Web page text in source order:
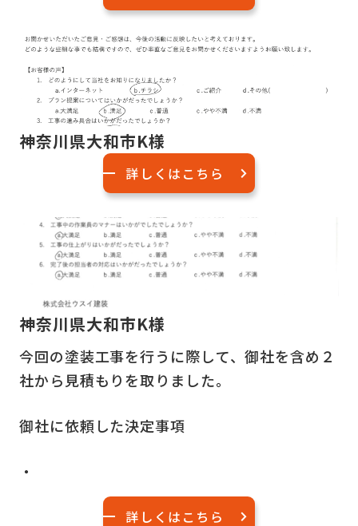
神奈川県大和市K様
詳しくはこちら
神奈川県大和市K様
今回の塗装工事を行うに際して、御社を含め２
社から見積もりを取りました。
御社に依頼した決定事項
・
詳しくはこちら